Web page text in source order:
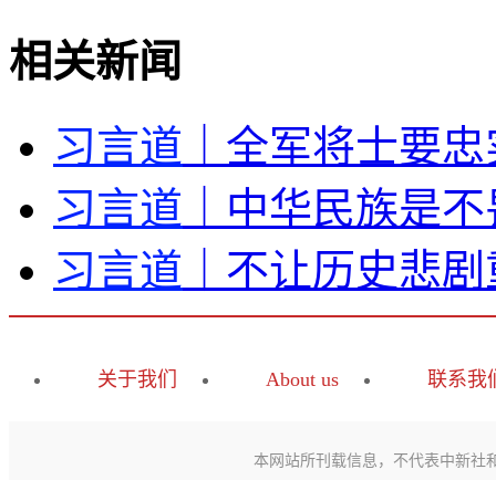
相关新闻
习言道 ｜全军将士要
习言道 ｜中华民族是
习言道 ｜不让历史悲
关于我们 About us 联系我
本网站所刊载信息，不代表中新社